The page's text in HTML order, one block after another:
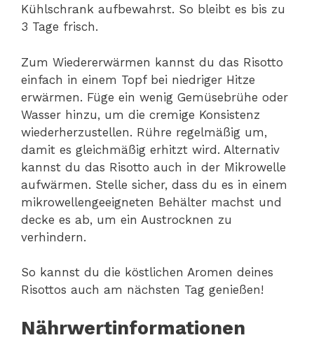
Kühlschrank aufbewahrst. So bleibt es bis zu
3 Tage frisch.
Zum Wiedererwärmen kannst du das Risotto
einfach in einem Topf bei niedriger Hitze
erwärmen. Füge ein wenig Gemüsebrühe oder
Wasser hinzu, um die cremige Konsistenz
wiederherzustellen. Rühre regelmäßig um,
damit es gleichmäßig erhitzt wird. Alternativ
kannst du das Risotto auch in der Mikrowelle
aufwärmen. Stelle sicher, dass du es in einem
mikrowellengeeigneten Behälter machst und
decke es ab, um ein Austrocknen zu
verhindern.
So kannst du die köstlichen Aromen deines
Risottos auch am nächsten Tag genießen!
Nährwertinformationen